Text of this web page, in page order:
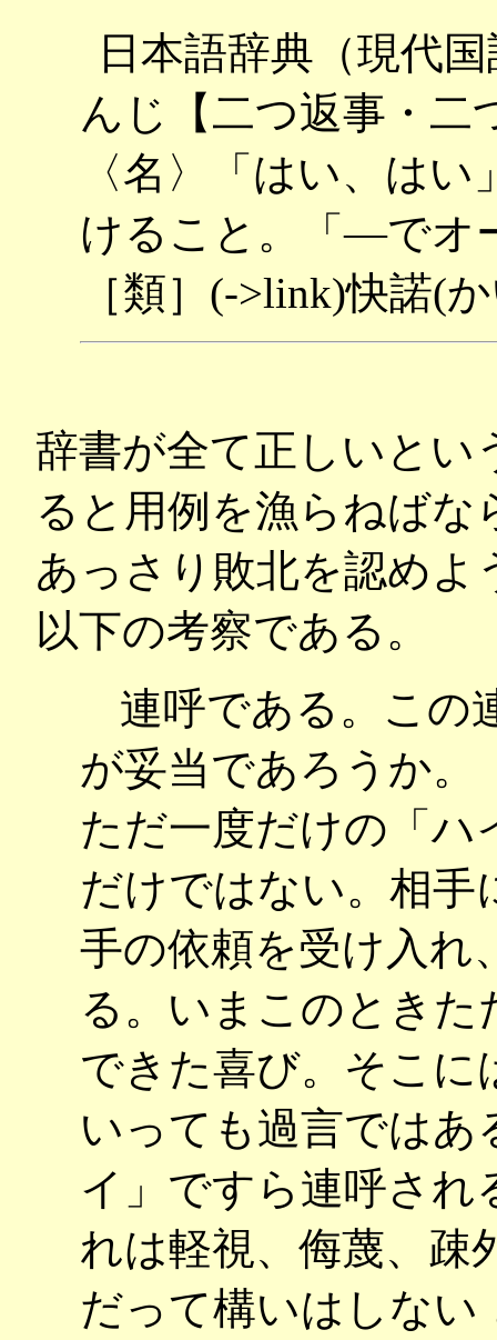
日本語辞典（現代
んじ【二つ返事・二
〈名〉「はい、は
けること。「―でオ
［類］(->link)快諾(
辞書が全て正しいとい
ると用例を漁らねば
あっさり敗北を認めよ
以下の考察である。
連呼である。この
が妥当であろうか。
ただ一度だけの「ハ
だけではない。相手
手の依頼を受け入れ
る。いまこのときた
できた喜び。そこに
いっても過言では
イ」ですら連呼され
れは軽視、侮蔑、疎
だって構いはしない